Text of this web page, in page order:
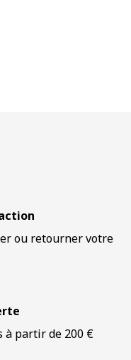
ou retourner votre
à partir de 200 €